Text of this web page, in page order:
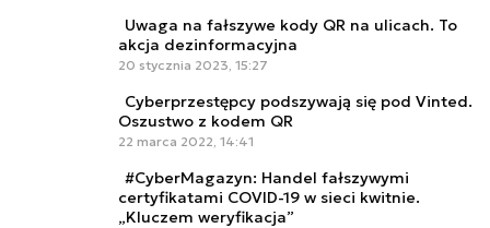
Uwaga na fałszywe kody QR na ulicach. To
akcja dezinformacyjna
20 stycznia 2023, 15:27
Cyberprzestępcy podszywają się pod Vinted.
Oszustwo z kodem QR
22 marca 2022, 14:41
#CyberMagazyn: Handel fałszywymi
certyfikatami COVID-19 w sieci kwitnie.
„Kluczem weryfikacja”